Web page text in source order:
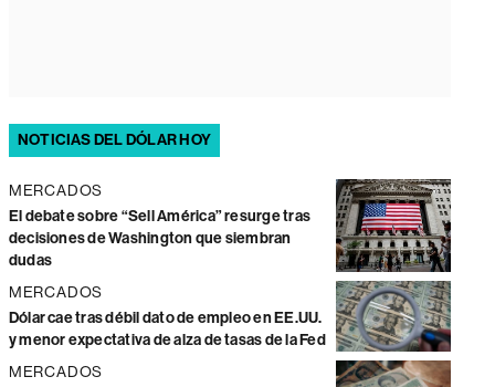
NOTICIAS DEL DÓLAR HOY
MERCADOS
El debate sobre “Sell América” resurge tras
decisiones de Washington que siembran
dudas
MERCADOS
Dólar cae tras débil dato de empleo en EE.UU.
y menor expectativa de alza de tasas de la Fed
MERCADOS